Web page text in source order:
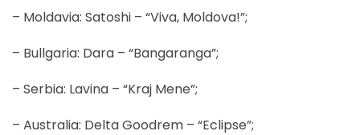
– Moldavia: Satoshi – “Viva, Moldova!”;
– Bullgaria: Dara – “Bangaranga”;
– Serbia: Lavina – “Kraj Mene”;
– Australia: Delta Goodrem – “Eclipse”;